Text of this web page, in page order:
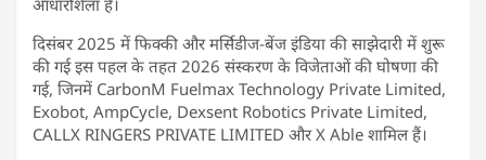
दिसंबर 2025 में फिक्की और मर्सिडीज-बेंज इंडिया की साझेदारी में शुरू
की गई इस पहल के तहत 2026 संस्करण के विजेताओं की घोषणा की
गई, जिनमें CarbonM Fuelmax Technology Private Limited,
Exobot, AmpCycle, Dexsent Robotics Private Limited,
CALLX RINGERS PRIVATE LIMITED और X Able शामिल हैं।